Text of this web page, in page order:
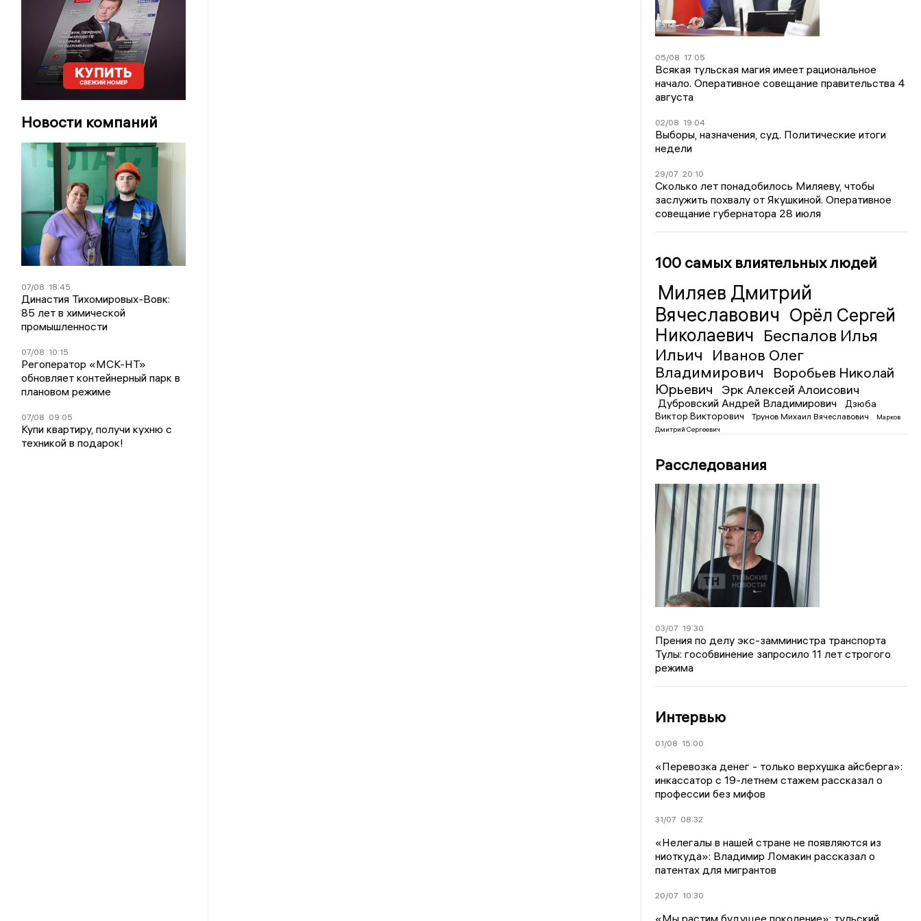
Новости компаний
07/08 18:45
Династия Тихомировых-Вовк:
85 лет в химической
промышленности
07/08 10:15
Регоператор «МСК-НТ»
обновляет контейнерный парк в
плановом режиме
07/08 09:05
Купи квартиру, получи кухню с
техникой в подарок!
05/08 17:05
Всякая тульская магия имеет рациональное
начало. Оперативное совещание правительства 4
августа
02/08 19:04
Выборы, назначения, суд. Политические итоги
недели
29/07 20:10
Сколько лет понадобилось Миляеву, чтобы
заслужить похвалу от Якушкиной. Оперативное
совещание губернатора 28 июля
100 самых влиятельных людей
Миляев Дмитрий
Вячеславович Орёл Сергей
Николаевич Беспалов Илья
Ильич
Иванов Олег
Владимирович
Воробьев Николай
Юрьевич
Эрк Алексей Алоисович
Дубровский Андрей Владимирович
Дзюба
Виктор Викторович
Трунов Михаил Вячеславович
Марков
Дмитрий Сергеевич
Расследования
03/07 19:30
Прения по делу экс-замминистра транспорта
Тулы: гособвинение запросило 11 лет строгого
режима
Интервью
01/08 15:00
«Перевозка денег - только верхушка айсберга»:
инкассатор с 19-летнем стажем рассказал о
профессии без мифов
31/07 08:32
«Нелегалы в нашей стране не появляются из
ниоткуда»: Владимир Ломакин рассказал о
патентах для мигрантов
20/07 10:30
«Мы растим будущее поколение»: тульский